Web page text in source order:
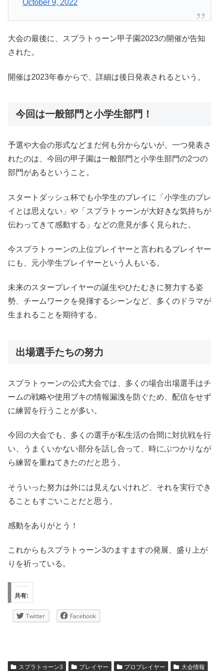
October 9, 2022
大会の最後に、スプラトゥーン甲子園2023の開催が告知
された。
開催は2023年春からで、詳細は後日発表されるという。
今回は一般部門と小学生部門！
予選や大会の形式などまだ何も分からないが、一つ発表さ
れたのは、今回の甲子園は一般部門と小学生部門の2つの
部門があるということ。
スタートダッシュ杯でも小学生のプレイに「小学生のプレ
イとは思えない」や「スプラトゥーンが大好きな気持ちが
伝わってきて感動する」などの意見が多く見られた。
今スプラトゥーンの上位プレイヤーと言われるプレイヤー
にも、元小学生プレイヤーという人もいる。
未来のスタープレイヤーの誕生やひたむきに努力する姿
勢、チームワークを発揮するシーンなど、多くのドラマが
生まれることを期待する。
出場選手たちの努力
スプラトゥーンの公式大会では、多くの場合出場選手はチ
ームの戦略や使用ブキの情報漏洩を防ぐため、配信をせず
に練習を行うことが多い。
今回の大会でも、多くの選手が私生活の合間に対抗戦を行
い、うまくいかない部分を話し合って、時にぶつかりなが
ら練習を重ねてきたのだと思う。
そういった努力は外には見えないけれど、それを実行でき
ることもすごいことだと思う。
感動をありがとう！
これからもスプラトゥーン3のますますの発展、盛り上が
りを祈っている。
共有:
Twitter Facebook
スプラトゥーン3 プレイヤー プロプレイヤー
大会情報